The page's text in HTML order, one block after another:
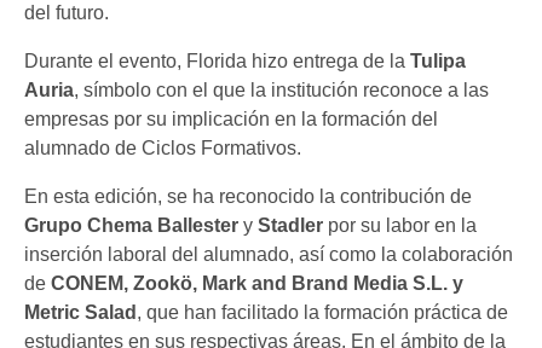
del futuro.
Durante el evento, Florida hizo entrega de la Tulipa
Auria, símbolo con el que la institución reconoce a las
empresas por su implicación en la formación del
alumnado de Ciclos Formativos.
En esta edición, se ha reconocido la contribución de
Grupo Chema Ballester y Stadler por su labor en la
inserción laboral del alumnado, así como la colaboración
de CONEM, Zookö, Mark and Brand Media S.L. y
Metric Salad , que han facilitado la formación práctica de
estudiantes en sus respectivas áreas. En el ámbito de la